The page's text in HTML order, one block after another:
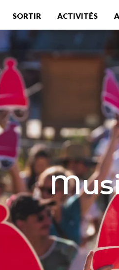
SORTIR ACTIVITÉS